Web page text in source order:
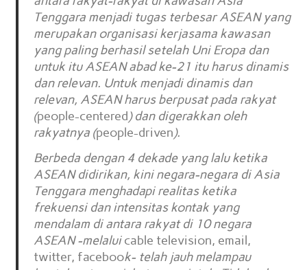
Tenggara menjadi tugas terbesar ASEAN yang
merupakan organisasi kerjasama kawasan
yang paling berhasil setelah Uni Eropa dan
untuk itu ASEAN abad ke-21 itu harus dinamis
dan relevan. Untuk menjadi dinamis dan
relevan, ASEAN harus berpusat pada rakyat
(people-centered) dan digerakkan oleh
rakyatnya (people-driven).
Berbeda dengan 4 dekade yang lalu ketika
ASEAN didirikan, kini negara-negara di Asia
Tenggara menghadapi realitas ketika
frekuensi dan intensitas kontak yang
mendalam di antara rakyat di 10 negara
ASEAN -melaluicable television, email,
twitter, facebook- telah jauh melampau